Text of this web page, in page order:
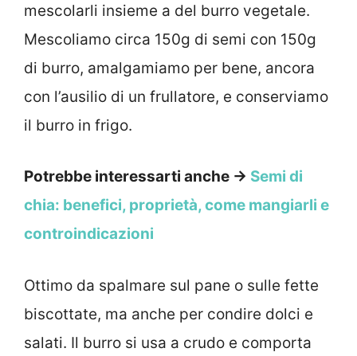
mescolarli insieme a del burro vegetale.
Mescoliamo circa 150g di semi con 150g
di burro, amalgamiamo per bene, ancora
con l’ausilio di un frullatore, e conserviamo
il burro in frigo.
Potrebbe interessarti anche → Semi di
chia: benefici, proprietà, come mangiarli e
controindicazioni
Ottimo da spalmare sul pane o sulle fette
biscottate, ma anche per condire dolci e
salati. Il burro si usa a crudo e comporta